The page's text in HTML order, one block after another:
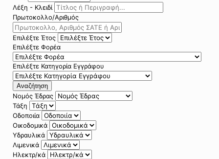
Λέξη - Κλειδί
Πρωτοκολλο/Αριθμός
Επιλέξτε Έτος
Επιλέξτε Φορέα
Επιλέξτε Κατηγορία Εγγράφου
Αναζήτηση
Νομός Έδρας
Τάξη
Οδοποιία
Οικοδομικά
Υδραυλικά
Λιμενικά
Ηλεκτρ/κά